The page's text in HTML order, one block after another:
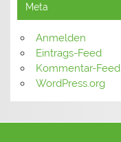
Meta
Anmelden
Eintrags-Feed
Kommentar-Feed
WordPress.org